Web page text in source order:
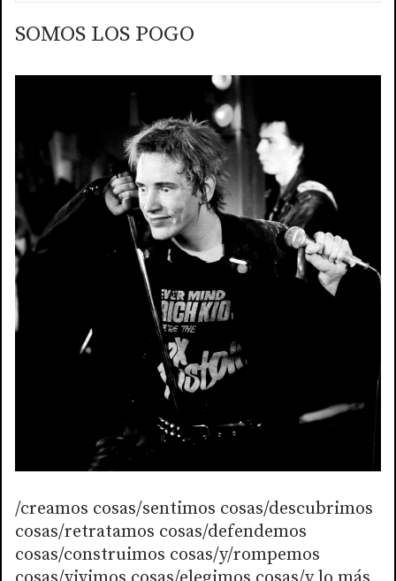
SOMOS LOS POGO
/creamos cosas/sentimos cosas/descubrimos
cosas/retratamos cosas/defendemos
cosas/construimos cosas/y/rompemos